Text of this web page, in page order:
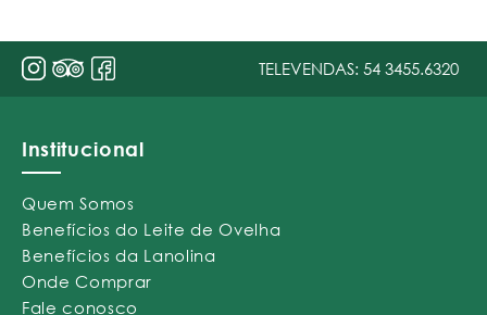
TELEVENDAS: 54 3455.6320
Institucional
Quem Somos
Benefícios do Leite de Ovelha
Benefícios da Lanolina
Onde Comprar
Fale conosco